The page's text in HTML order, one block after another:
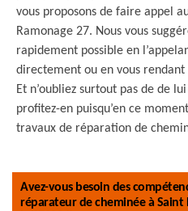
vous proposons de faire appel
Ramonage 27. Nous vous
rapidement possible en
directement ou en vous
Et n’oubliez surtout pas de de
profitez-en puisqu’en ce
travaux de réparation de
Avez-vous besoin des
réparateur de cheminée à Saint